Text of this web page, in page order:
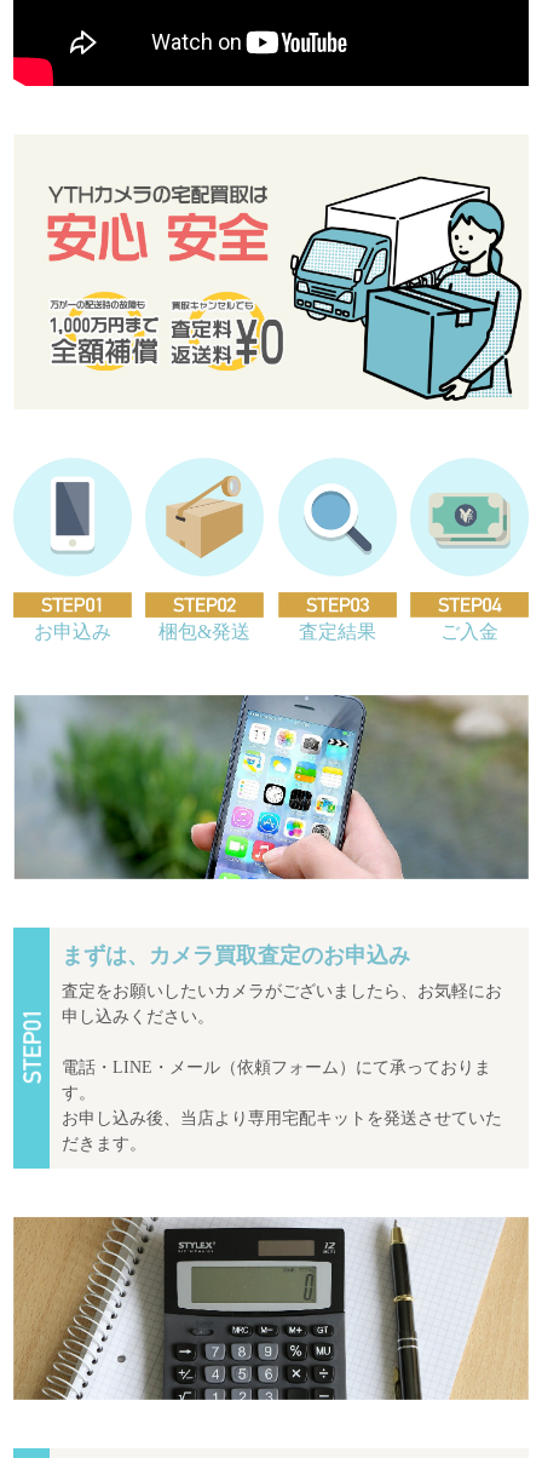
お申込み 梱包&発送 査定結果 ご入金
まずは、カメラ買取査定のお申込み
査定をお願いしたいカメラがございましたら、お気軽にお
申し込みください。
電話・LINE・メール（依頼フォーム）にて承っておりま
す。
お申し込み後、当店より専用宅配キットを発送させていた
だきます。